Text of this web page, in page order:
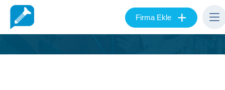
Firma Ekle +